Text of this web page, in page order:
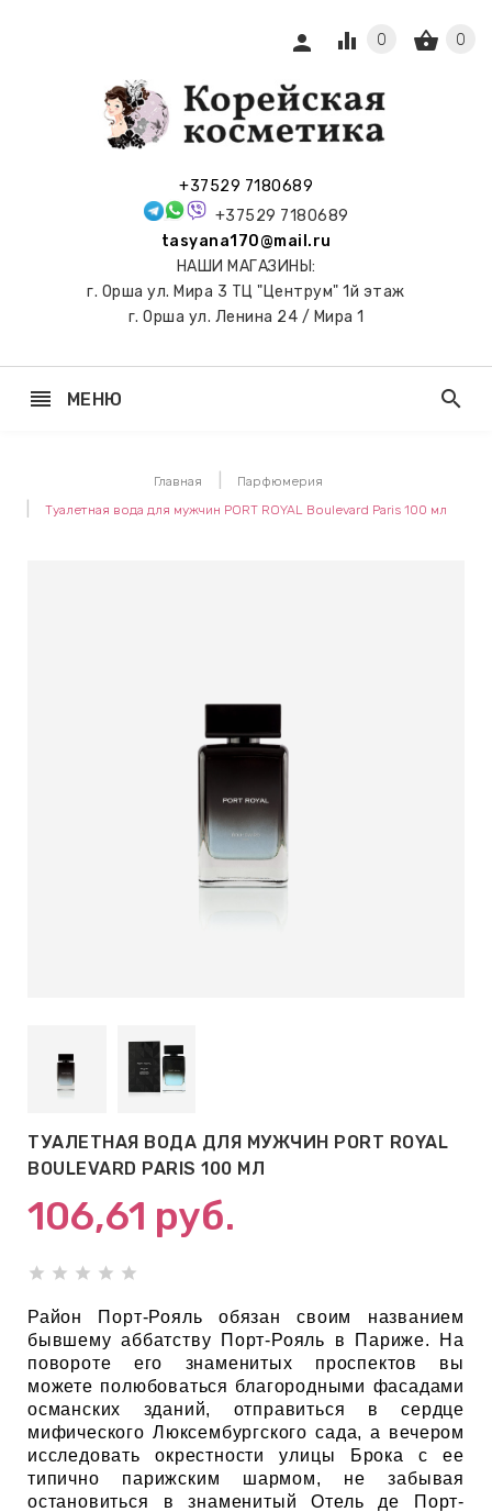
+37529 7180689
+37529 7180689
tasyana170@mail.ru
НАШИ МАГАЗИНЫ:
г. Орша ул. Мира 3 ТЦ "Центрум" 1й этаж
г. Орша ул. Ленина 24 / Мира 1
person shopping_basket 0
equalizer 0
reorder МЕНЮ
ТОНЕРЫ,
keyboard_arrow_right
КРЕМЫ
keyboard_arrow_right
search
Главная
Парфюмерия
Туалетная вода для мужчин PORT ROYAL Boulevard Paris 100 мл
ТУАЛЕТНАЯ ВОДА ДЛЯ МУЖЧИН PORT ROYAL
BOULEVARD PARIS 100 МЛ
106,61 руб.
Район Порт-Рояль обязан своим названием
бывшему аббатству Порт-Рояль в Париже. На
повороте его знаменитых проспектов вы
можете полюбоваться благородными фасадами
османских зданий, отправиться в сердце
мифического Люксембургского сада, а вечером
исследовать окрестности улицы Брока с ее
типично парижским шармом, не забывая
остановиться в знаменитый Отель де Порт-